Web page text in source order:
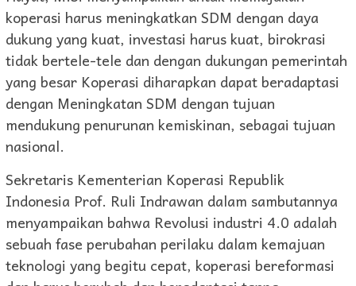
koperasi harus meningkatkan SDM dengan daya
dukung yang kuat, investasi harus kuat, birokrasi
tidak bertele-tele dan dengan dukungan pemerintah
yang besar Koperasi diharapkan dapat beradaptasi
dengan Meningkatan SDM dengan tujuan
mendukung penurunan kemiskinan, sebagai tujuan
nasional.
Sekretaris Kementerian Koperasi Republik
Indonesia Prof. Ruli Indrawan dalam sambutannya
menyampaikan bahwa Revolusi industri 4.0 adalah
sebuah fase perubahan perilaku dalam kemajuan
teknologi yang begitu cepat, koperasi bereformasi